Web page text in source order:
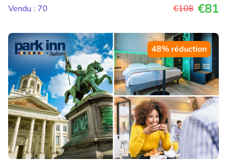
Vendu : 70
€108 €81
48% réduction